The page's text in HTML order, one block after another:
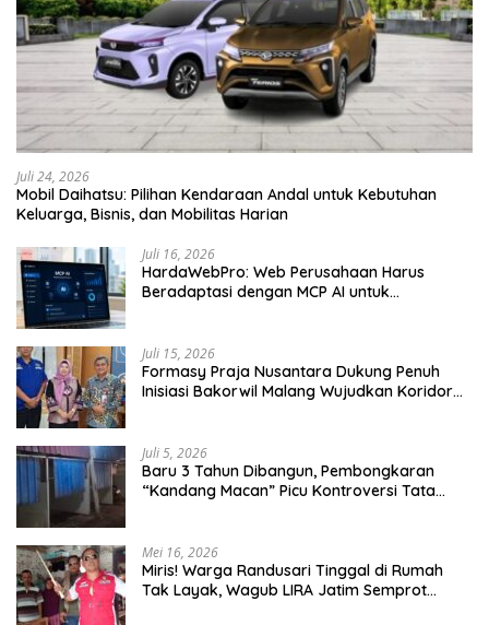
Juli 24, 2026
Mobil Daihatsu: Pilihan Kendaraan Andal untuk Kebutuhan
Keluarga, Bisnis, dan Mobilitas Harian
Juli 16, 2026
HardaWebPro: Web Perusahaan Harus
Beradaptasi dengan MCP AI untuk
Juli 15, 2026
Formasy Praja Nusantara Dukung Penuh
Inisiasi Bakorwil Malang Wujudkan Koridor
Juli 5, 2026
Baru 3 Tahun Dibangun, Pembongkaran
“Kandang Macan” Picu Kontroversi Tata
Mei 16, 2026
Miris! Warga Randusari Tinggal di Rumah
Tak Layak, Wagub LIRA Jatim Semprot